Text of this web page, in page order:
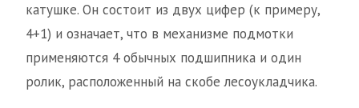
катушке. Он состоит из двух цифер (к примеру,
4+1) и означает, что в механизме подмотки
применяются 4 обычных подшипника и один
ролик, расположенный на скобе лесоукладчика.